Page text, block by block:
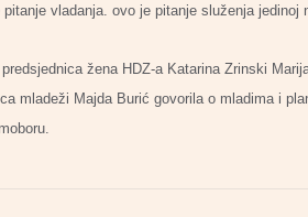
vladanja. ovo je pitanje služenja
žena HDZ-a Katarina Zrinski
mladeži Majda Burić govorila o mladima i